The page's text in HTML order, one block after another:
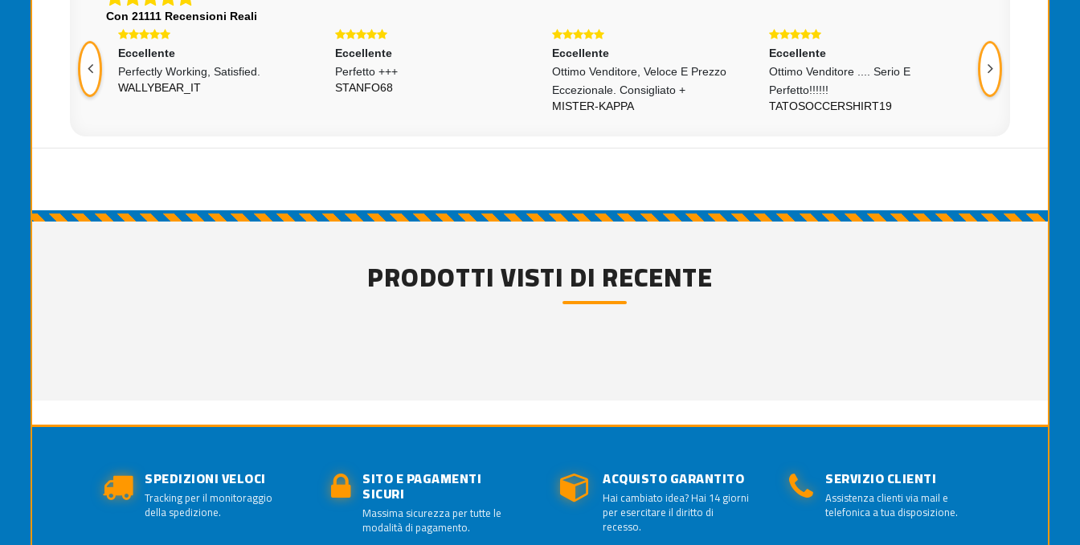
Con 21111 Recensioni Reali
Eccellente
Perfectly Working, Satisfied.
WALLYBEAR_IT
Eccellente
Perfetto +++
STANFO68
Eccellente
Ottimo Venditore, Veloce E Prezzo
Eccezionale. Consigliato +
MISTER-KAPPA
Eccellente
Ottimo Venditore .... Serio E
Perfetto!!!!!!
TATOSOCCERSHIRT19
Eccellente
Perfetto Da
GEBER-EL
PRODOTTI VISTI DI RECENTE
SPEDIZIONI VELOCI
Tracking per il monitoraggio
della spedizione.
SITO E PAGAMENTI
SICURI
Massima sicurezza per tutte le
modalità di pagamento.
ACQUISTO GARANTITO
Hai cambiato idea? Hai 14 giorni
per esercitare il diritto di
recesso.
SERVIZIO CLIENTI
Assistenza clienti via mail e
telefonica a tua disposizione.